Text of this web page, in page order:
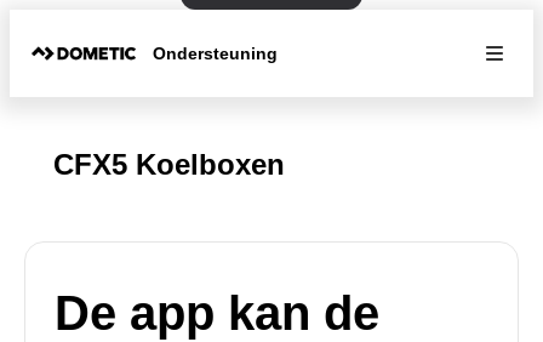
Ondersteuning
CFX5 Koelboxen
De app kan de